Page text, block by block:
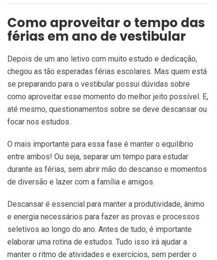
Como aproveitar o tempo das
férias em ano de vestibular
Depois de um ano letivo com muito estudo e dedicação,
chegou as tão esperadas férias escolares. Mas quem está
se preparando para o vestibular possui dúvidas sobre
como aproveitar esse momento do melhor jeito possível. E,
até mesmo, questionamentos sobre se deve descansar ou
focar nos estudos.
O mais importante para essa fase é manter o equilíbrio
entre ambos! Ou seja, separar um tempo para estudar
durante as férias, sem abrir mão do descanso e momentos
de diversão e lazer com a família e amigos.
Descansar é essencial para manter a produtividade, ânimo
e energia necessários para fazer as provas e processos
seletivos ao longo do ano. Antes de tudo, é importante
elaborar uma rotina de estudos. Tudo isso irá ajudar a
manter o ritmo de atividades e exercícios, sem perder o